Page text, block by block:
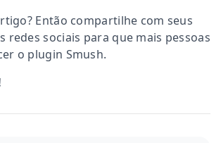
Então compartilhe com seus
redes sociais para que mais pessoas
o plugin Smush.